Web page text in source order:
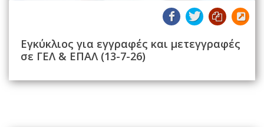
Εγκύκλιος για εγγραφές και μετεγγραφές
σε ΓΕΛ & ΕΠΑΛ (13-7-26)